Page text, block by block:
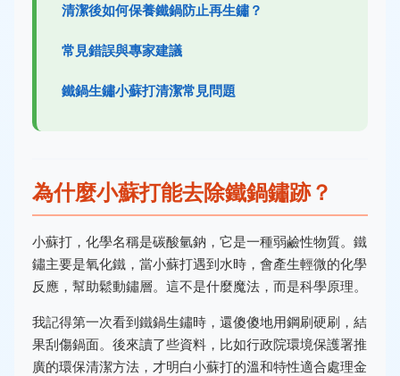
清潔後如何保養鐵鍋防止再生鏽？
常見錯誤與專家建議
鐵鍋生鏽小蘇打清潔常見問題
為什麼小蘇打能去除鐵鍋鏽跡？
小蘇打，化學名稱是碳酸氫鈉，它是一種弱鹼性物質。鐵
鏽主要是氧化鐵，當小蘇打遇到水時，會產生輕微的化學
反應，幫助鬆動鏽層。這不是什麼魔法，而是科學原理。
我記得第一次看到鐵鍋生鏽時，還傻傻地用鋼刷硬刷，結
果刮傷鍋面。後來讀了些資料，比如行政院環境保護署推
廣的環保清潔方法，才明白小蘇打的溫和特性適合處理金